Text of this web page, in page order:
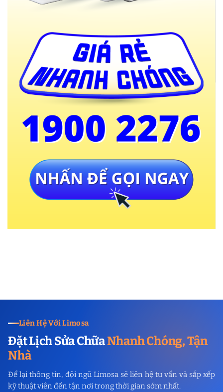
Liên Hệ Với Limosa
Đặt Lịch Sửa ChữaNhanh Chóng, Tận
Nhà
Để lại thông tin, đội ngũ Limosa sẽ liên hệ tư vấn và sắp xếp
kỹ thuật viên đến tận nơi trong thời gian sớm nhất.